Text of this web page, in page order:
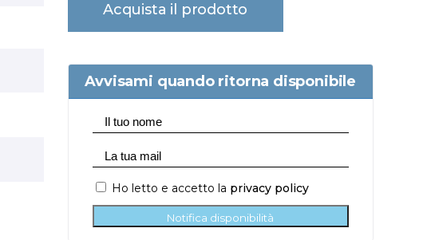
Acquista il prodotto
Avvisami quando ritorna disponibile
Ho letto e accetto la privacy policy
Notifica disponibilità